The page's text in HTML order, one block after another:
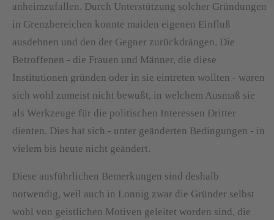
anheimzufallen. Durch Unterstützung solcher Gründungen
in Grenzbereichen konnte maiden eigenen Einfluß
ausdehnen und den der Gegner zurückdrängen. Die
Betroffenen - die Frauen und Männer, die diese
Institutionen gründen oder in sie eintreten wollten - waren
sich wohl zumeist nicht bewußt, in welchem Ausmaß sie
als Werkzeuge für die politischen Interessen Dritter
dienten. Dies hat sich - unter geänderten Bedingungen - in
vielem bis heute nicht geändert.
Diese ausführlichen Bemerkungen sind deshalb
notwendig, weil auch in Lonnig zwar die Gründer selbst
wohl von geistlichen Motiven geleitet worden sind, die